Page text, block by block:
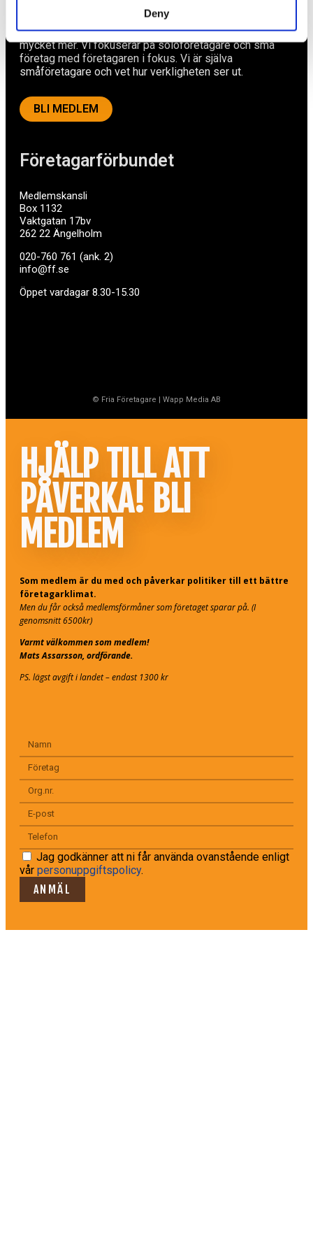
Deny
Företagarförbundet
Medlemskansli
Box 1132
Vaktgatan 17bv
262 22 Ängelholm
020-760 761 (ank. 2)
info@ff.se
Öppet vardagar 8.30-15.30
medlemstjänster och förmåner. Din egen
inköpsavdelning, rådgivning, försäkringspaket och
mycket mer. Vi fokuserar på soloföretagare och små
företag med företagaren i fokus. Vi är själva
småföretagare och vet hur verkligheten ser ut.
BLI MEDLEM
© Fria Företagare | Wapp Media AB
HJÄLP TILL ATT
PÅVERKA! BLI
MEDLEM
Som medlem är du med och påverkar politiker till ett bättre
företagarklimat.
Men du får också medlemsförmåner som företaget sparar på. (I
genomsnitt 6500kr)
Varmt välkommen som medlem!
Mats Assarsson, ordförande.
PS. lägst avgift i landet – endast 1300 kr
Jag godkänner att ni får använda ovanstående enligt
vår personuppgiftspolicy.
ANMÄL